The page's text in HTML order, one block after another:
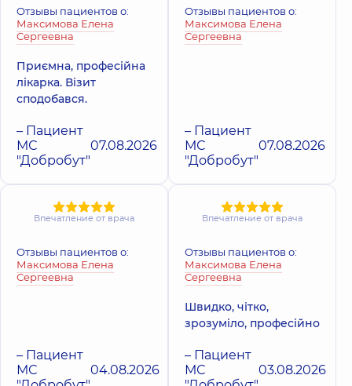
Отзывы пациентов о:
Максимова Елена
Сергеевна
Приємна, професійна
лікарка. Візит
сподобався.
– Пациент
МС
"Добробут"
07.08.2026
Отзывы пациентов о:
Максимова Елена
Сергеевна
– Пациент
МС
"Добробут"
07.08.2026
Впечатление от врача
Отзывы пациентов о:
Максимова Елена
Сергеевна
– Пациент
МС
04.08.2026
Впечатление от врача
Отзывы пациентов о:
Максимова Елена
Сергеевна
Швидко, чітко,
зрозуміло, професійно
– Пациент
МС
03.08.2026